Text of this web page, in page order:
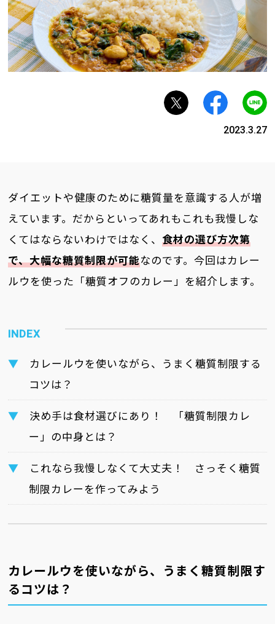
2023.3.27
ダイエットや健康のために糖質量を意識する人が増
えています。だからといってあれもこれも我慢しな
くてはならないわけではなく、食材の選び方次第
で、大幅な糖質制限が可能なのです。今回はカレー
ルウを使った「糖質オフのカレー」を紹介します。
カレールウを使いながら、うまく糖質制限する
コツは？
決め手は食材選びにあり！ 「糖質制限カレ
ー」の中身とは？
これなら我慢しなくて大丈夫！ さっそく糖質
制限カレーを作ってみよう
カレールウを使いながら、うまく糖質制限す
るコツは？